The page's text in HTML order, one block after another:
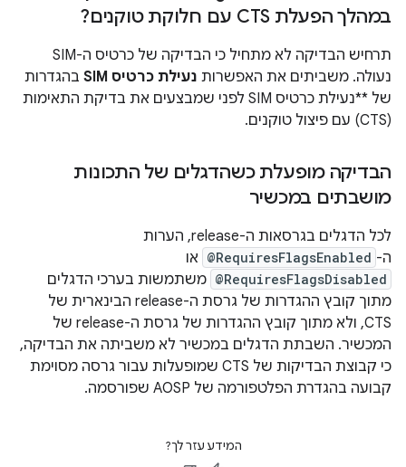
במהלך הפעלת CTS עם חלוקת טוקנים?
תרחיש הבדיקה לא מתחיל כי הבדיקה של כרטיס ה-SIM
נעולה. משביתים את האפשרות נעילת כרטיס SIM
בהגדרות
של **נעילת כרטיס SIM לפני שמבצעים את בדיקת התאימות
(CTS) עם פיצול טוקנים.
הבדיקה מופעלת כשהדגלים של התכונות
מושבתים במכשיר
לכל הדגלים בגרסאות ה-release, הערות
ה- @RequiresFlagsEnabled או
@RequiresFlagsDisabled משתמשות בערכי הדגלים
מתוך קובץ ההגדרות של גרסת ה-release הבינארית של
CTS, ולא מתוך קובץ ההגדרות של גרסת ה-release של
המכשיר. השבתת הדגלים במכשיר לא משביתה את הבדיקה,
כי קבוצת הבדיקות של CTS שמופעלות עבור גרסה מסוימת
קבועה בהגדרת הפלטפורמה של AOSP שפורסמה.
המידע עזר לך?